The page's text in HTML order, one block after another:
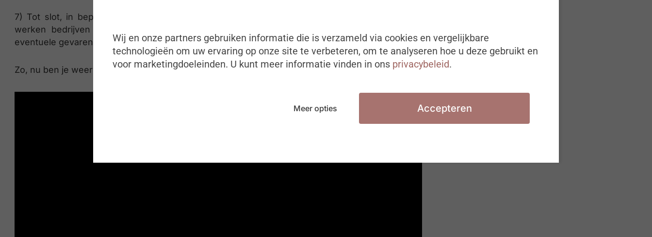
7) Tot slot, in bepaalde sectoren is het bijzonder moeilijk om personeel te vinden en daarom
werken bedrijven met buitenlandse onderaannemers. Wat zijn hier de aandachtspunten en
eventuele gevaren want dat lijkt me bijzonder complex?
Zo, nu ben je weer helemaal mee én voorbereid!
Wij en onze partners gebruiken informatie die is verzameld via cookies en vergelijkbare
technologieën om uw ervaring op onze site te verbeteren, om te analyseren hoe u deze gebruikt en
voor marketingdoeleinden. U kunt meer informatie vinden in ons privacybeleid.
Meer opties Accepteren